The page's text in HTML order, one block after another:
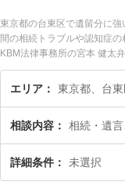
東京都の台東区で遺留分に
間の相続トラブルや認知症
KBM法律事務所の宮本 健太
したい』『遺留分のトラブ
さんにおすすめです。
エリア 東京都、台東
相談内容 相続・遺
詳細条件 未選択